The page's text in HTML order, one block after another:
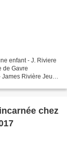
enfant - J. Riviere
de Gavre
Rivière Jeudi
chez